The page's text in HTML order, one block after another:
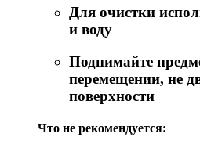
Для очистки
и воду
Поднимайте
перемещении, не
поверхности
Что не рекомендуется: